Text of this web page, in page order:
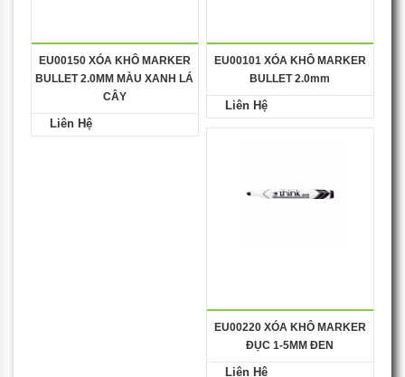
EU00150 XÓA KHÔ MARKER
BULLET 2.0MM MÀU XANH LÁ
CÂY
Liên Hệ
EU00101 XÓA KHÔ MARKER
BULLET 2.0mm
Liên Hệ
EU00220 XÓA KHÔ MARKER
ĐỤC 1-5MM ĐEN
Liên Hệ